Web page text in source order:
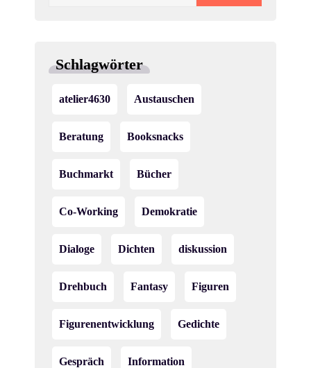
Schlagwörter
atelier4630 Austauschen
Beratung Booksnacks
Buchmarkt Bücher
Co-Working Demokratie
Dialoge Dichten diskussion
Drehbuch Fantasy Figuren
Figurenentwicklung Gedichte
Gespräch Information